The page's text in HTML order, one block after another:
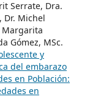
Serrate, Dra.
Dr. Michel
Margarita
Gómez, MSc.
y
del embarazo
en Población:
en